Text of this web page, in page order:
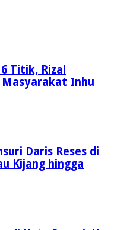
Titik, Rizal
Masyarakat Inhu
Daris Reses di
Kijang hingga